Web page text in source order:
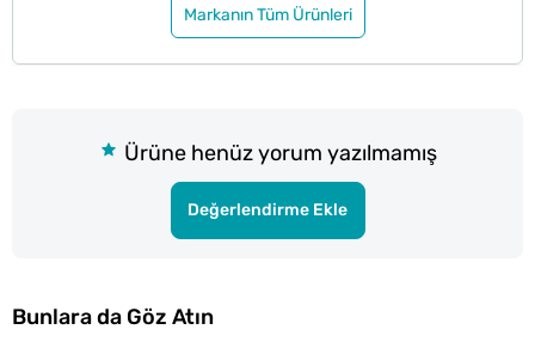
Markanın Tüm Ürünleri
Ürüne henüz yorum yazılmamış
Değerlendirme Ekle
Bunlara da Göz Atın